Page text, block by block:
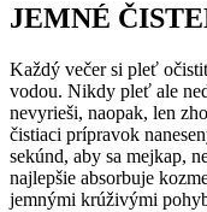
JEMNÉ
Každý večer si pleť
vodou. Nikdy pleť ale
nevyrieši, naopak, len
čistiaci prípravok
sekúnd, aby sa mejkap,
najlepšie absorbuje
jemnými krúživými